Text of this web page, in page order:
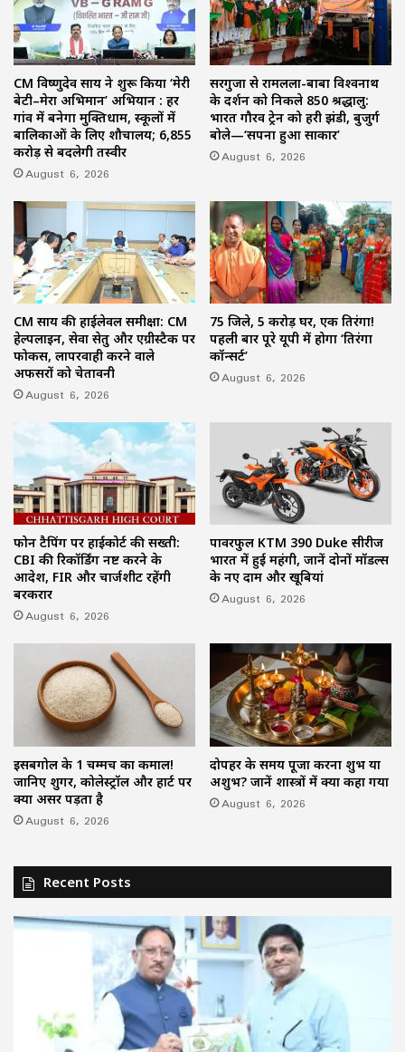
CM विष्णुदेव साय ने शुरू किया ‘मेरी
बेटी–मेरा अभिमान’ अभियान : हर
गांव में बनेगा मुक्तिधाम, स्कूलों में
बालिकाओं के लिए शौचालय; 6,855
करोड़ से बदलेगी तस्वीर
August 6, 2026
सरगुजा से रामलला-बाबा विश्वनाथ
के दर्शन को निकले 850 श्रद्धालु:
भारत गौरव ट्रेन को हरी झंडी, बुजुर्ग
बोले—‘सपना हुआ साकार’
August 6, 2026
CM साय की हाईलेवल समीक्षा: CM
हेल्पलाइन, सेवा सेतु और एग्रीस्टैक पर
फोकस, लापरवाही करने वाले
अफसरों को चेतावनी
August 6, 2026
75 जिले, 5 करोड़ घर, एक तिरंगा!
पहली बार पूरे यूपी में होगा ‘तिरंगा
कॉन्सर्ट’
August 6, 2026
फोन टैपिंग पर हाईकोर्ट की सख्ती:
CBI की रिकॉर्डिंग नष्ट करने के
आदेश, FIR और चार्जशीट रहेंगी
बरकरार
August 6, 2026
पावरफुल KTM 390 Duke सीरीज
भारत में हुई महंगी, जानें दोनों मॉडल्स
के नए दाम और खूबियां
August 6, 2026
इसबगोल के 1 चम्मच का कमाल!
जानिए शुगर, कोलेस्ट्रॉल और हार्ट पर
क्या असर पड़ता है
August 6, 2026
दोपहर के समय पूजा करना शुभ या
अशुभ? जानें शास्त्रों में क्या कहा गया
August 6, 2026
Recent Posts